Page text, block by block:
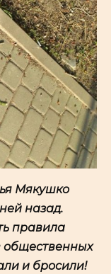
Мякушко
назад.
правила
общественных
и бросили!